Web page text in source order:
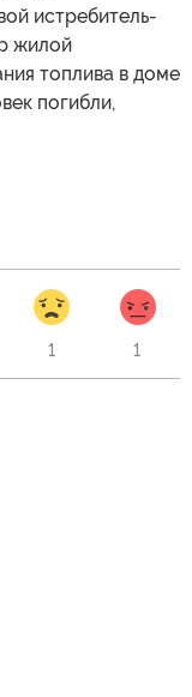
истребитель-
жилой
топлива в доме
погибли,
1 1